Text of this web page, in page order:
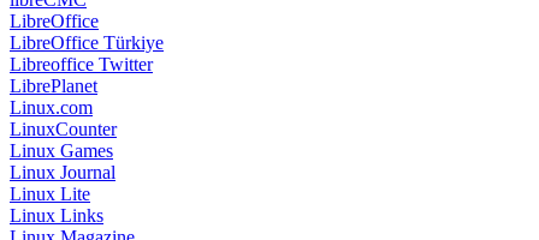
LibreOffice
LibreOffice Türkiye
Libreoffice Twitter
LibrePlanet
Linux.com
LinuxCounter
Linux Games
Linux Journal
Linux Lite
Linux Links